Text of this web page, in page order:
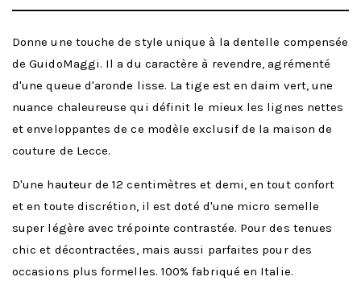
Donne une touche de style unique à la dentelle compensée
de GuidoMaggi. Il a du caractère à revendre, agrémenté
d'une queue d'aronde lisse. La tige est en daim vert, une
nuance chaleureuse qui définit le mieux les lignes nettes
et enveloppantes de ce modèle exclusif de la maison de
couture de Lecce.
D'une hauteur de 12 centimètres et demi, en tout confort
et en toute discrétion, il est doté d'une micro semelle
super légère avec trépointe contrastée. Pour des tenues
chic et décontractées, mais aussi parfaites pour des
occasions plus formelles. 100% fabriqué en Italie.